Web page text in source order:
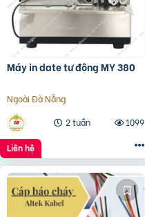
Máy in date tự động MY 380
Ngoài Đà Nẵng
2 tuần
1099
Liên hệ